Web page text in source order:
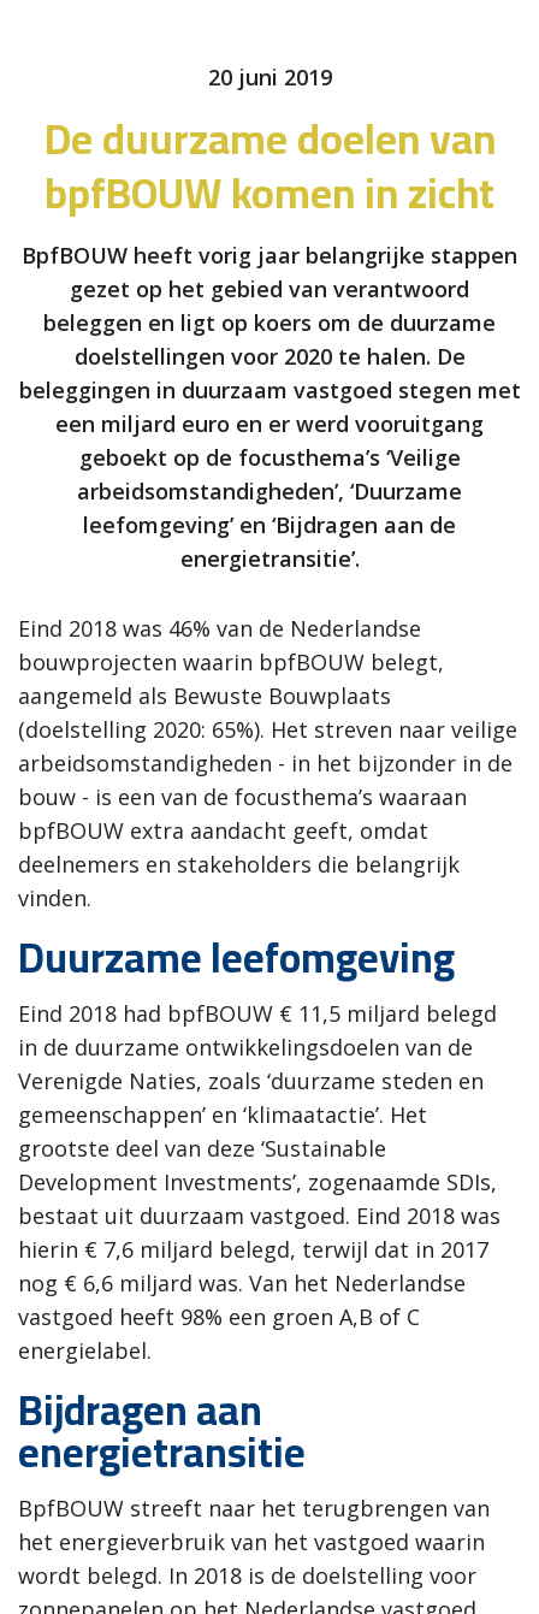
20 juni 2019
De duurzame doelen van
bpfBOUW komen in zicht
BpfBOUW heeft vorig jaar belangrijke stappen
gezet op het gebied van verantwoord
beleggen en ligt op koers om de duurzame
doelstellingen voor 2020 te halen. De
beleggingen in duurzaam vastgoed stegen met
een miljard euro en er werd vooruitgang
geboekt op de focusthema’s ‘Veilige
arbeidsomstandigheden’, ‘Duurzame
leefomgeving’ en ‘Bijdragen aan de
energietransitie’.
Eind 2018 was 46% van de Nederlandse
bouwprojecten waarin bpfBOUW belegt,
aangemeld als Bewuste Bouwplaats
(doelstelling 2020: 65%). Het streven naar veilige
arbeidsomstandigheden - in het bijzonder in de
bouw - is een van de focusthema’s waaraan
bpfBOUW extra aandacht geeft, omdat
deelnemers en stakeholders die belangrijk
vinden.
Duurzame leefomgeving
Eind 2018 had bpfBOUW € 11,5 miljard belegd
in de duurzame ontwikkelingsdoelen van de
Verenigde Naties, zoals ‘duurzame steden en
gemeenschappen’ en ‘klimaatactie’. Het
grootste deel van deze ‘Sustainable
Development Investments’, zogenaamde SDIs,
bestaat uit duurzaam vastgoed. Eind 2018 was
hierin € 7,6 miljard belegd, terwijl dat in 2017
nog € 6,6 miljard was. Van het Nederlandse
vastgoed heeft 98% een groen A,B of C
energielabel.
Bijdragen aan
energietransitie
BpfBOUW streeft naar het terugbrengen van
het energieverbruik van het vastgoed waarin
wordt belegd. In 2018 is de doelstelling voor